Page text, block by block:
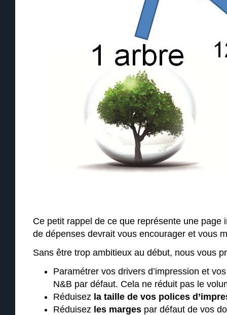
Ce petit rappel de ce que représente une page
de dépenses devrait vous encourager et vous
Sans être trop ambitieux au début, nous vous
Paramétrer vos drivers d’impression et
N&B par défaut. Cela ne réduit pas le
Réduisez la taille de vos polices
Réduisez les marges par défaut de vos